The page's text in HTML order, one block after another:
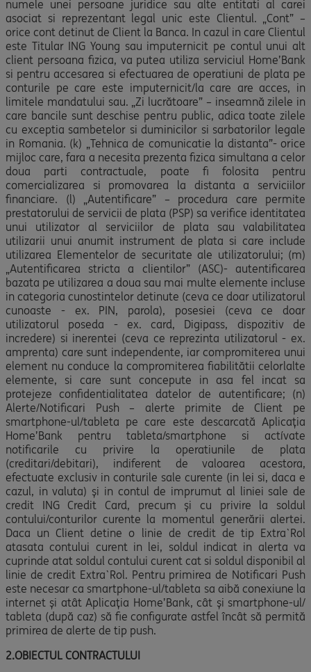
numele unei persoane juridice sau alte entitati al carei
asociat si reprezentant legal unic este Clientul. „Cont” –
orice cont detinut de Client la Banca. In cazul in care Clientul
este Titular ING Young sau imputernicit pe contul unui alt
client persoana fizica, va putea utiliza serviciul Home’Bank
si pentru accesarea si efectuarea de operatiuni de plata pe
conturile pe care este imputernicit/la care are acces, in
limitele mandatului sau. „Zi lucrătoare” – inseamnă zilele in
care bancile sunt deschise pentru public, adica toate zilele
cu exceptia sambetelor si duminicilor si sarbatorilor legale
in Romania. (k) „Tehnica de comunicatie la distanta”- orice
mijloc care, fara a necesita prezenta fizica simultana a celor
doua parti contractuale, poate fi folosita pentru
comercializarea si promovarea la distanta a serviciilor
financiare. (l) „Autentificare” – procedura care permite
prestatorului de servicii de plata (PSP) sa verifice identitatea
unui utilizator al serviciilor de plata sau valabilitatea
utilizarii unui anumit instrument de plata si care include
utilizarea Elementelor de securitate ale utilizatorului; (m)
„Autentificarea stricta a clientilor” (ASC)- autentificarea
bazata pe utilizarea a doua sau mai multe elemente incluse
in categoria cunostintelor detinute (ceva ce doar utilizatorul
cunoaste - ex. PIN, parola), posesiei (ceva ce doar
utilizatorul poseda - ex. card, Digipass, dispozitiv de
incredere) si inerentei (ceva ce reprezinta utilizatorul - ex.
amprenta) care sunt independente, iar compromiterea unui
element nu conduce la compromiterea fiabilitătii celorlalte
elemente, si care sunt concepute in asa fel incat sa
protejeze confidentialitatea datelor de autentificare; (n)
Alerte/Notificari Push – alerte primite de Client pe
smartphone-ul/tableta pe care este descarcată Aplicaţia
Home’Bank pentru tableta/smartphone si actívate
notificarile cu privire la operatiunile de plata
(creditari/debitari), indiferent de valoarea acestora,
efectuate exclusiv in conturile sale curente (in lei si, daca e
cazul, in valuta) şi in contul de imprumut al liniei sale de
credit ING Credit Card, precum şi cu privire la soldul
contului/conturilor curente la momentul generării alertei.
Daca un Client detine o linie de credit de tip Extra`Rol
atasata contului curent in lei, soldul indicat in alerta va
cuprinde atat soldul contului curent cat si soldul disponibil al
linie de credit Extra`Rol. Pentru primirea de Notificari Push
este necesar ca smartphone-ul/tableta sa aibă conexiune la
internet şi atât Aplicaţia Home’Bank, cât şi smartphone-ul/
tableta (după caz) să fie configurate astfel încât să permită
primirea de alerte de tip push.
2.OBIECTUL CONTRACTULUI